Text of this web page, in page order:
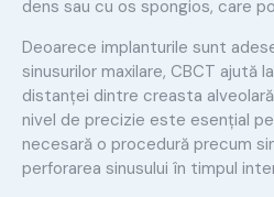
dens sau cu os spongios, care
Deoarece implanturile sunt
sinusurilor maxilare, CBCT ajută
distanței dintre creasta
nivel de precizie este esențial
necesară o procedură precum
perforarea sinusului în timpul